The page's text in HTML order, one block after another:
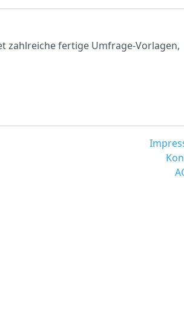
zahlreiche fertige Umfrage-Vorlagen,